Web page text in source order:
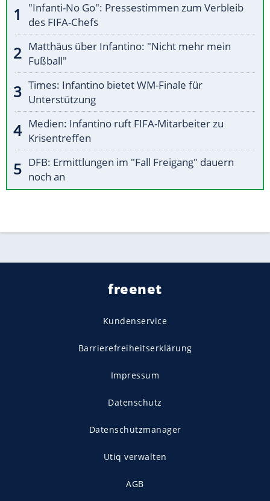
"Infanti-No Go": Pressestimmen zum Verbleib
des FIFA-Chefs
Matthäus über Infantino: "Nicht mehr mein
Fußball"
Times: Infantino bietet WM-Finale für
Unterstützung
Medien: Infantino ruft FIFA-Mitarbeiter zu
Krisentreffen
DFB: Ermittlungen im "Fall Freigang" dauern
noch an
freenet
Kundenservice
Barrierefreiheitserklärung
Impressum
Datenschutz
Datenschutzmanager
Utiq verwalten
AGB